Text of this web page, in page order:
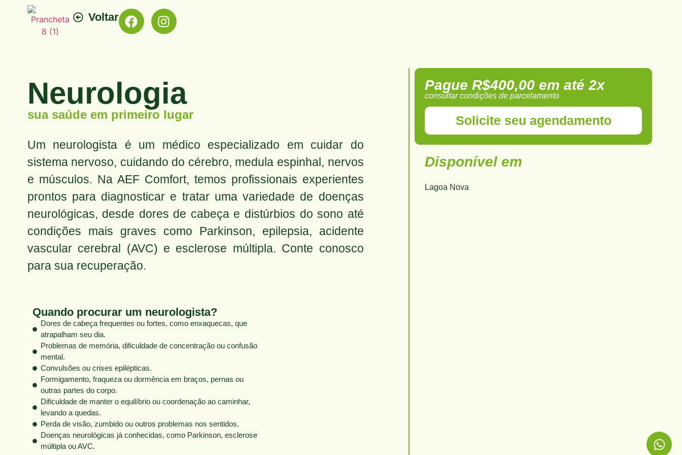
Voltar
Neurologia
sua saúde em primeiro lugar
Um neurologista é um médico especializado em cuidar do
sistema nervoso, cuidando do cérebro, medula espinhal, nervos
e músculos. Na AEF Comfort, temos profissionais experientes
prontos para diagnosticar e tratar uma variedade de doenças
neurológicas, desde dores de cabeça e distúrbios do sono até
condições mais graves como Parkinson, epilepsia, acidente
vascular cerebral (AVC) e esclerose múltipla. Conte conosco
para sua recuperação.
Quando procurar um neurologista?
Dores de cabeça frequentes ou fortes, como enxaquecas, que
atrapalham seu dia.
Problemas de memória, dificuldade de concentração ou confusão
mental.
Convulsões ou crises epilépticas.
Formigamento, fraqueza ou dormência em braços, pernas ou
outras partes do corpo.
Dificuldade de manter o equilíbrio ou coordenação ao caminhar,
levando a quedas.
Perda de visão, zumbido ou outros problemas nos sentidos.
Doenças neurológicas já conhecidas, como Parkinson, esclerose
múltipla ou AVC.
Pague R$400,00 em até 2x
consultar condições de parcelamento
Solicite seu agendamento
Disponível em
Lagoa Nova